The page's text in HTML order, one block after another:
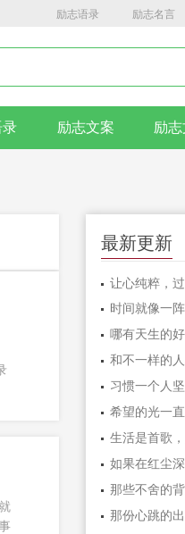
励志语录 励志名言
录 励志文案 励
最新更新
让心纯粹，
时间就像一
哪有天生的
习惯一个人
希望的光一
生活是首歌
如果在红尘
那些不舍的
那份心跳的